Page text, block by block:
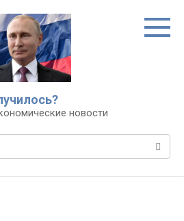
новости